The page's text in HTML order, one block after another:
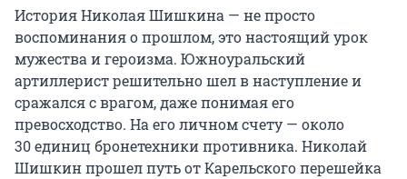
История Николая Шишкина — не просто
воспоминания о прошлом, это настоящий урок
мужества и героизма. Южноуральский
артиллерист решительно шел в наступление и
сражался с врагом, даже понимая его
превосходство. На его личном счету — около
30 единиц бронетехники противника. Николай
Шишкин прошел путь от Карельского перешейка